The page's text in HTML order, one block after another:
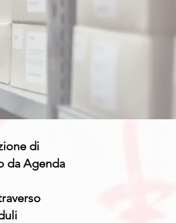
di
da Agenda